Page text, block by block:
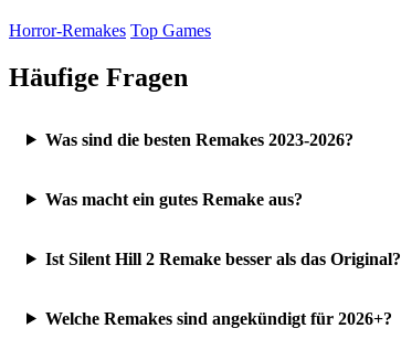
Horror-Remakes Top Games
Häufige Fragen
Was sind die besten Remakes 2023-2026?
Was macht ein gutes Remake aus?
Ist Silent Hill 2 Remake besser als das Original?
Welche Remakes sind angekündigt für 2026+?